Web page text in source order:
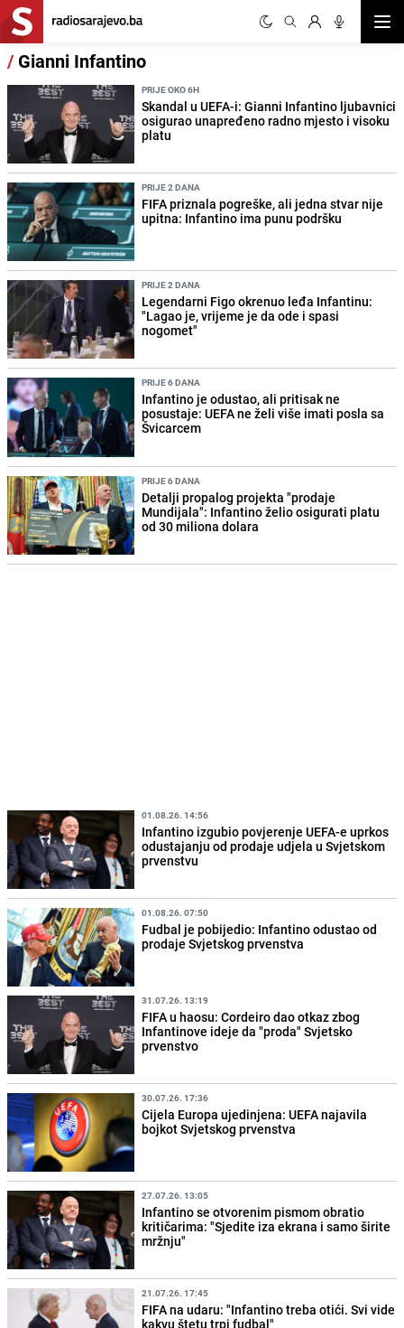
/ Gianni Infantino
PRIJE OKO 6H
Skandal u UEFA-i: Gianni Infantino ljubavnici
osigurao unapređeno radno mjesto i visoku
platu
PRIJE 2 DANA
FIFA priznala pogreške, ali jedna stvar nije
upitna: Infantino ima punu podršku
PRIJE 2 DANA
Legendarni Figo okrenuo leđa Infantinu:
"Lagao je, vrijeme je da ode i spasi
nogomet"
PRIJE 6 DANA
Infantino je odustao, ali pritisak ne
posustaje: UEFA ne želi više imati posla sa
Švicarcem
PRIJE 6 DANA
Detalji propalog projekta "prodaje
Mundijala": Infantino želio osigurati platu
od 30 miliona dolara
01.08.26. 14:56
Infantino izgubio povjerenje UEFA-e uprkos
odustajanju od prodaje udjela u Svjetskom
prvenstvu
01.08.26. 07:50
Fudbal je pobijedio: Infantino odustao od
prodaje Svjetskog prvenstva
31.07.26. 13:19
FIFA u haosu: Cordeiro dao otkaz zbog
Infantinove ideje da "proda" Svjetsko
prvenstvo
30.07.26. 17:36
Cijela Europa ujedinjena: UEFA najavila
bojkot Svjetskog prvenstva
27.07.26. 13:05
Infantino se otvorenim pismom obratio
kritičarima: "Sjedite iza ekrana i samo širite
mržnju"
21.07.26. 17:45
FIFA na udaru: "Infantino treba otići. Svi vide
kakvu štetu trpi fudbal"